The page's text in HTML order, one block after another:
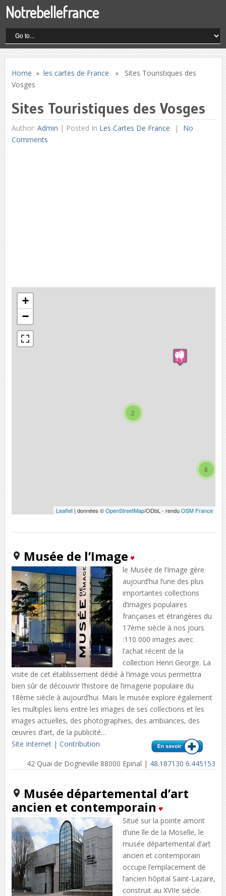
Notrebellefrance
Home » les cartes de France » Sites Touristiques des
Vosges
Sites Touristiques des Vosges
Author: Admin | Posted In Les Cartes De France
No
Comments
8
2
+
−
Leaflet | données ©OpenStreetMap/ODbL - renduOSM France
Musée de l’Image
le Musée de l’Image gère
aujourd’hui l’une des plus
importantes collections
d’images populaires
françaises et étrangères du
17ème siècle à nos jours
:110 000 images avec
l’achat récent de la
collection Henri George. La
visite de cet établissement dédié à l’image vous permettra
bien sûr de découvrir l’histoire de l’imagerie populaire du
18ème siècle à aujourd’hui. Mais le musée explore également
les multiples liens entre les images de ses collections et les
images actuelles, des photographies, des ambiances, des
œuvres d’art, de la publicité…
Site Internet| Contribution
42 Quai de Dogneville 88000 Epinal | 48.187130 6.445153
Musée départemental d’art
ancien et contemporain
Situé sur la pointe amont
d’une île de la Moselle, le
musée départemental d’art
ancien et contemporain
occupe l’emplacement de
l’ancien hôpital Saint-Lazare,
construit au XVIIe siècle.